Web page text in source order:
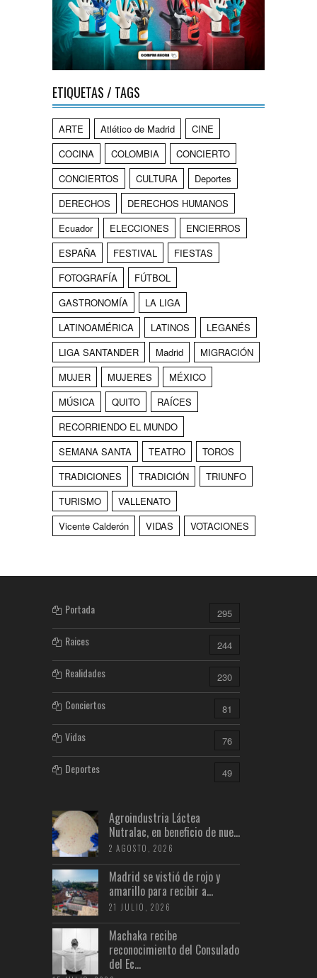
ETIQUETAS / TAGS
ARTE Atlético de Madrid
CINE
COCINA
COLOMBIA
CONCIERTO
CONCIERTOS
CULTURA
Deportes
DERECHOS
DERECHOS HUMANOS
Ecuador
ELECCIONES
ENCIERROS
ESPAÑA
FESTIVAL
FIESTAS
FOTOGRAFÍA
FÚTBOL
GASTRONOMÍA
LA LIGA
LATINOAMÉRICA
LATINOS
LEGANÉS
LIGA SANTANDER
Madrid
MIGRACIÓN
MUJER
MUJERES
MÉXICO
MÚSICA
QUITO
RAÍCES
RECORRIENDO EL MUNDO
SEMANA SANTA
TEATRO
TOROS
TRADICIONES
TRADICIÓN
TRIUNFO
TURISMO
VALLENATO
Vicente Calderón
VIDAS VOTACIONES
Portada 295
Raices 244
Realidades 230
Conciertos 81
Vidas 76
Deportes 49
Agroindustria Láctea
Nutralac, en beneficio de nue...
2 AGOSTO, 2026
Madrid se vistió de rojo y
amarillo para recibir a...
21 JULIO, 2026
Machaka recibe
reconocimiento del Consulado
del Ec...